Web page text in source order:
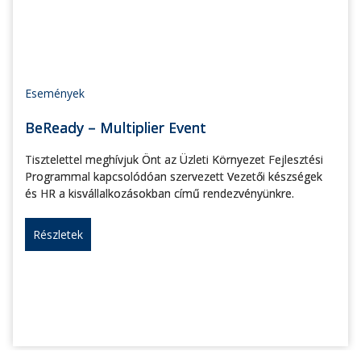
Események
BeReady – Multiplier Event
Tisztelettel meghívjuk Önt az Üzleti Környezet Fejlesztési
Programmal kapcsolódóan szervezett Vezetői készségek
és HR a kisvállalkozásokban című rendezvényünkre.
Részletek